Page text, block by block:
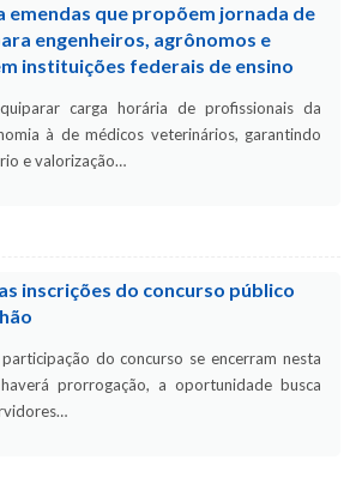
emendas que propõem jornada de
engenheiros, agrônomos e
instituições federais de ensino
carga horária de profissionais da
à de médicos veterinários, garantindo
e valorização…
inscrições do concurso público
do concurso se encerram nesta
prorrogação, a oportunidade busca